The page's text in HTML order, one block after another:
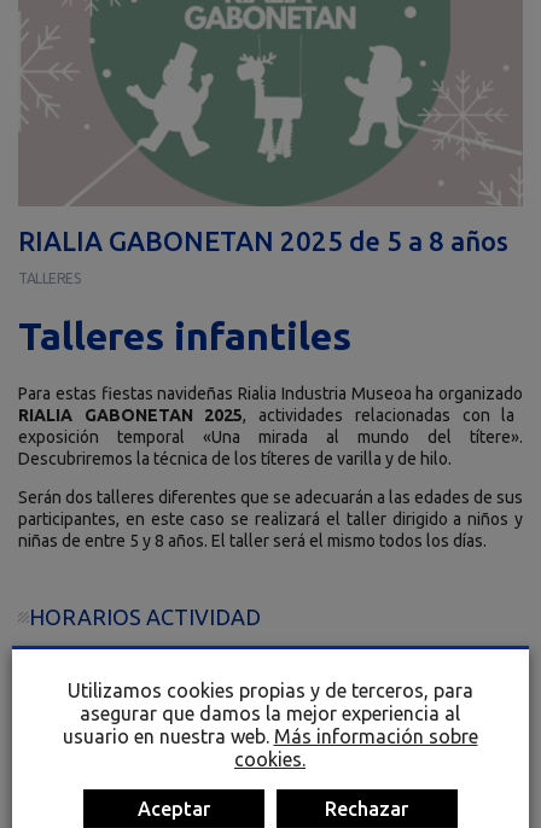
RIALIA GABONETAN 2025 de 5 a 8 años
TALLERES
Talleres infantiles
Para estas fiestas navideñas Rialia Industria Museoa ha organizado
RIALIA GABONETAN 2025, actividades relacionadas con la
exposición temporal «Una mirada al mundo del títere».
Descubriremos la técnica de los títeres de varilla y de hilo.
Serán dos talleres diferentes que se adecuarán a las edades de sus
participantes, en este caso se realizará el taller dirigido a niños y
niñas de entre 5 y 8 años. El taller será el mismo todos los días.
HORARIOS ACTIVIDAD
23
DIC
2025
11:30
16:30 EU INSCRÍBETE
Utilizamos cookies propias y de terceros, para
asegurar que damos la mejor experiencia al
usuario en nuestra web. Más información sobre
cookies.
Aceptar
Rechazar